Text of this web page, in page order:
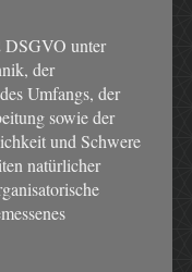
DSGVO unter
der
Umfangs, der
sowie der
und Schwere
natürlicher